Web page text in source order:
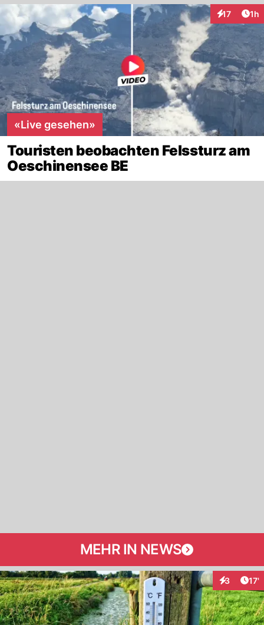
17 1h
«Live gesehen»
Touristen beobachten Felssturz am
Oeschinensee BE
MEHR IN NEWS
3 17'